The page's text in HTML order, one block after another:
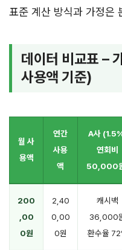
표준 계산 방식과 가정은
데이터 비교표 –
사용액 기준)
월 사
용액
연간
사용
액
A사
연회비
50,000
200
,00
0원
2,40
0,00
0원
캐시백
36,000
환수율